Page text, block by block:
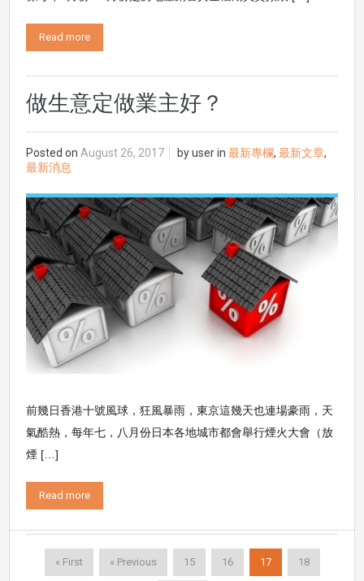
Read more
做生意定做業主好？
Posted on August 26, 2017 byuserin最新專欄,最新文章,
最新消息
前幾日香港十號風球，狂風暴雨，東京這幾天也連場豪雨，天
氣酷熱，每年七，八月份日本各地城市都會舉行煙火大會（放
煙 […]
Read more
« First « Previous 15 16 17 18